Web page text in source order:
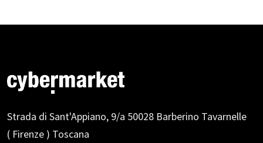
Strada di Sant'Appiano, 9/a 50028 Barberino Tavarnelle
( Firenze ) Toscana